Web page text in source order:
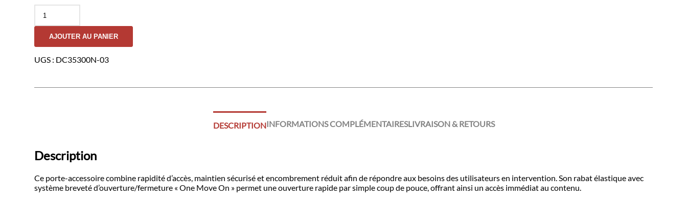
Double
Porte
Chargeur
Superposé
DUTYCALL-
AJOUTER AU PANIER
UGS : DC35300N-03
DESCRIPTIONINFORMATIONS COMPLÉMENTAIRESLIVRAISON & RETOURS
Description
Ce porte-accessoire combine rapidité d’accès, maintien sécurisé et encombrement réduit afin de répondre aux besoins des utilisateurs en intervention. Son rabat élastique avec
système breveté d’ouverture/fermeture « One Move On » permet une ouverture rapide par simple coup de pouce, offrant ainsi un accès immédiat au contenu.